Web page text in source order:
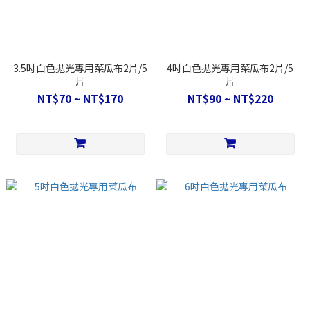
3.5吋白色拋光專用菜瓜布2片/5
片
NT$70 ~ NT$170
4吋白色拋光專用菜瓜布2片/5
片
NT$90 ~ NT$220